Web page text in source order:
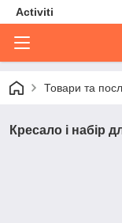
Activiti
Товари та
Кресало і набір